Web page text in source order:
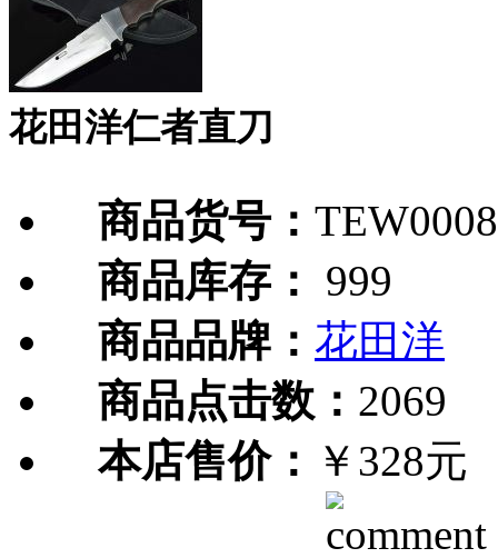
花田洋仁者直刀
商品货号：
商品库存：
999
商品品牌： 花田洋
商品点击数： 2069
本店售价： ￥328元